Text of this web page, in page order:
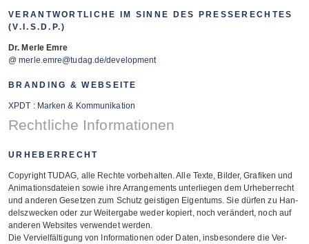
VERANTWORTLICHE IM SINNE DES PRESSERECHTES
(V.I.S.D.P.)
Dr. Merle Emre
@merle.emre@tudag.de/development
BRANDING & WEBSEITE
XPDT : Mar­ken & Kommunikation
Rechtliche Informationen
URHEBERRECHT
Copy­right TUDAG, alle Rechte vor­be­hal­ten. Alle Texte, Bil­der, Gra­fi­ken und
Ani­ma­ti­ons­da­teien sowie ihre Arran­ge­ments unter­lie­gen dem Urhe­ber­recht
und ande­ren Geset­zen zum Schutz geis­ti­gen Eigen­tums. Sie dür­fen zu Han­
dels­zwe­cken oder zur Wei­ter­gabe weder kopiert, noch ver­än­dert, noch auf
ande­ren Web­sites ver­wen­det werden.
Die Ver­viel­fäl­ti­gung von Infor­ma­tio­nen oder Daten, ins­be­son­dere die Ver­